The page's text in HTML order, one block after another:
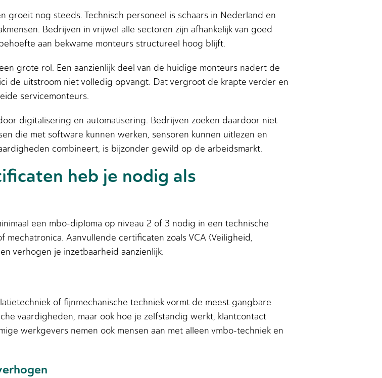
nog steeds. Technisch personeel is schaars in Nederland en
Bedrijven in vrijwel alle sectoren zijn afhankelijk van goed
aan bekwame monteurs structureel hoog blijft.
grote rol. Een aanzienlijk deel van de huidige monteurs nadert de
de uitstroom niet volledig opvangt. Dat vergroot de krapte verder en
servicemonteurs.
digitalisering en automatisering. Bedrijven zoeken daardoor niet
die met software kunnen werken, sensoren kunnen uitlezen en
combineert, is bijzonder gewild op de arbeidsmarkt.
heb je nodig als
een mbo-diploma op niveau 2 of 3 nodig in een technische
Aanvullende certificaten zoals VCA (Veiligheid,
verhogen je inzetbaarheid aanzienlijk.
of fijnmechanische techniek vormt de meest gangbare
vaardigheden, maar ook hoe je zelfstandig werkt, klantcontact
werkgevers nemen ook mensen aan met alleen vmbo-techniek en